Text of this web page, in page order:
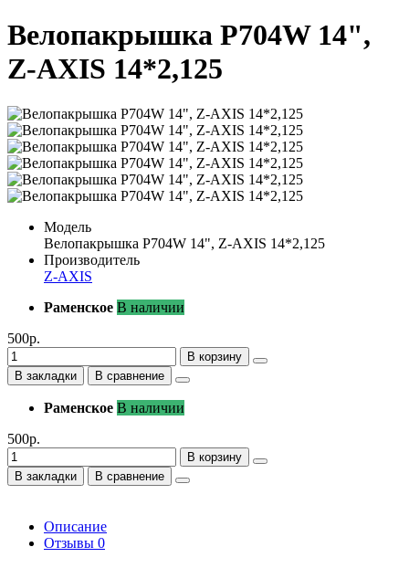
Велопакрышка P704W 14",
Z-AXIS 14*2,125
Модель
Велопакрышка P704W 14", Z-AXIS 14*2,125
Производитель
Z-AXIS
Раменское В наличии
500р.
В корзину
В закладки
В сравнение
Раменское В наличии
500р.
В корзину
В закладки
В сравнение
Описание
Отзывы 0